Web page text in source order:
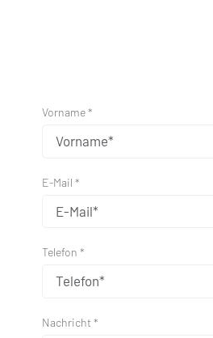
Vorname *
E-Mail *
Telefon *
Nachricht *